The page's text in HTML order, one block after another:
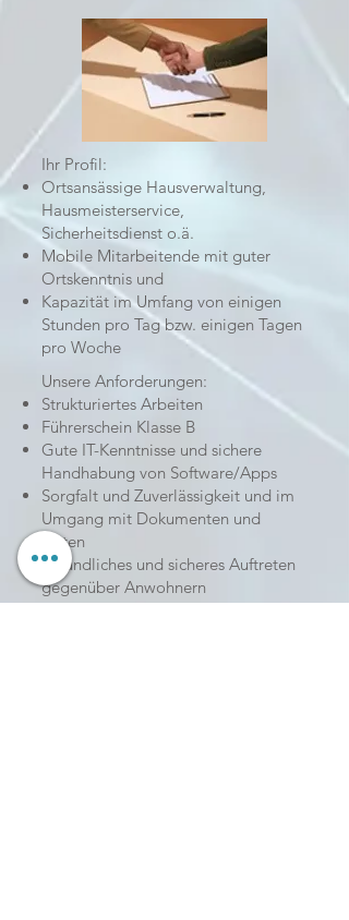
Ihr Profil:
Ortsansässige Hausverwaltung,
Hausmeisterservice,
Sicherheitsdienst o.ä.
Mobile Mitarbeitende mit guter
Ortskenntnis und
Kapazität im Umfang von einigen
Stunden pro Tag bzw. einigen Tagen
pro Woche
Unsere Anforderungen:
Strukturiertes Arbeiten
Führerschein Klasse B
Gute IT-Kenntnisse und sichere
Handhabung von Software/Apps
Sorgfalt und Zuverlässigkeit und im
Umgang mit Dokumenten und
Daten
Freundliches und sicheres Auftreten
gegenüber Anwohnern